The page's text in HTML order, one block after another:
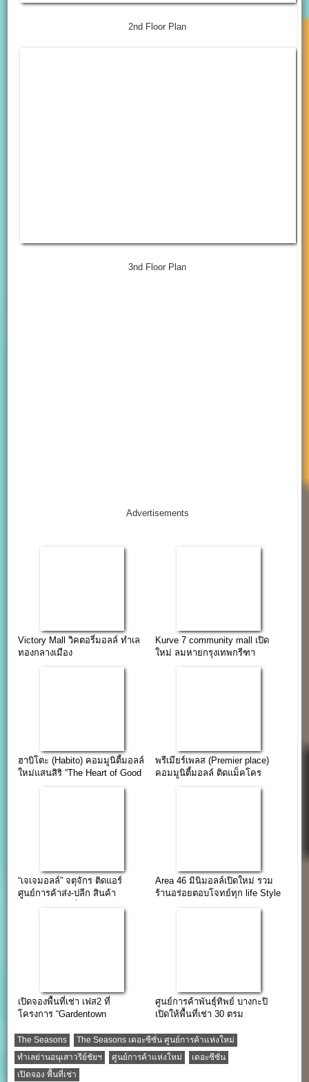
2nd Floor Plan
3nd Floor Plan
Advertisements
Victory Mall วิคตอรี่มอลล์ ทำเล
ทองกลางเมือง
Kurve 7 community mall เปิด
ใหม่ ลมหายกรุงเทพกรีฑา
ฮาบิโตะ (Habito) คอมมูนิตี้มอลล์
ใหม่แสนสิริ “The Heart of Good
พรีเมียร์เพลส (Premier place)
คอมมูนิตี้มอลล์ ติดแม็คโคร
“เจเจมอลล์” จตุจักร ติดแอร์
ศูนย์การค้าส่ง-ปลีก สินค้า
ภูมิปัญญาท้องถิ่น-สินค้านำเข้า
Area 46 มินิมอลล์เปิดใหม่ รวม
ร้านอร่อยตอบโจทย์ทุก life Style
เปิดจองพื้นที่เช่า เฟส2 ที่
โครงการ “Gardentown
ศูนย์การค้าพันธุ์ทิพย์ บางกะปิ
เปิดให้พื้นที่เช่า 30 ตรม
The Seasons
The Seasons เดอะซีซั่น ศูนย์การค้าแห่งใหม่
ทำเลย่านอนุเสาวรีย์ชัยฯ
ศูนย์การค้าแห่งใหม่
เดอะซีซั่น
เปิดจอง พื้นที่เช่า